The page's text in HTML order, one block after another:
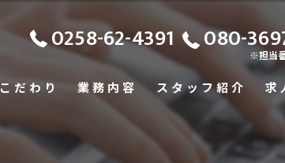
0258-62-4391 080- ※担当
こだわり 業務内容 スタッフ紹介 求